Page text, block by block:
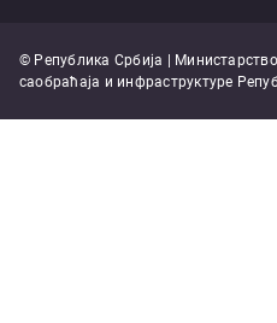
© Република Србија |
саобраћаја и инфраструктуре